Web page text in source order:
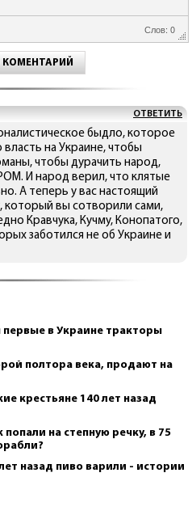
Слов: 0
ОТВЕТИТЬ
быдло, которое
власть на Украине, чтобы
чтобы дурачить народ,
И народ верил, что клятые
А теперь у вас настоящий
который вы сотворили сами,
Кравчука, Кучму, Конопатого,
заботился не об Украине и
в Украине тракторы
полтора века, продают на
крестьяне 140 лет назад
на степную речку, в 75
назад пиво варили - истории